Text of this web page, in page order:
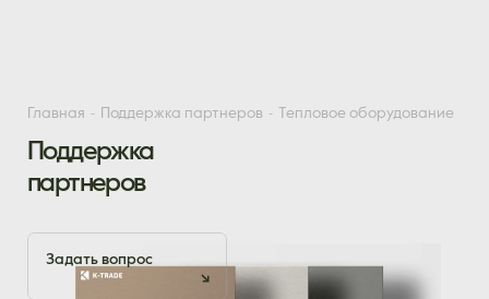
Главная Поддержка партнеров Тепловое оборудование
Поддержка
партнеров
Задать вопрос